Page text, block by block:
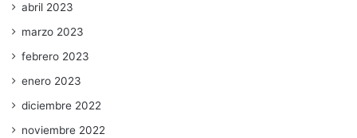
abril 2023
marzo 2023
febrero 2023
enero 2023
diciembre 2022
noviembre 2022